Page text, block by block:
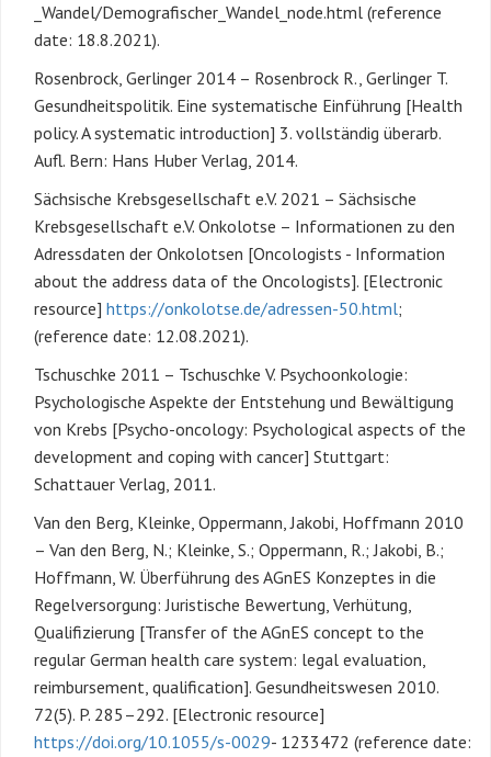
_Wandel/Demografischer_Wandel_node.html (reference
date: 18.8.2021).
Rosenbrock, Gerlinger 2014 – Rosenbrock R., Gerlinger T.
Gesundheitspolitik. Eine systematische Einführung [Health
policy. A systematic introduction] 3. vollständig überarb.
Aufl. Bern: Hans Huber Verlag, 2014.
Sächsische Krebsgesellschaft e.V. 2021 – Sächsische
Krebsgesellschaft e.V. Onkolotse – Informationen zu den
Adressdaten der Onkolotsen [Oncologists - Information
about the address data of the Oncologists]. [Electronic
resource] https://onkolotse.de/adressen-50.html;
(reference date: 12.08.2021).
Tschuschke 2011 – Tschuschke V. Psychoonkologie:
Psychologische Aspekte der Entstehung und Bewältigung
von Krebs [Psycho-oncology: Psychological aspects of the
development and coping with cancer] Stuttgart:
Schattauer Verlag, 2011.
Van den Berg, Kleinke, Oppermann, Jakobi, Hoffmann 2010
– Van den Berg, N.; Kleinke, S.; Oppermann, R.; Jakobi, B.;
Hoffmann, W. Überführung des AGnES Konzeptes in die
Regelversorgung: Juristische Bewertung, Verhütung,
Qualifizierung [Transfer of the AGnES concept to the
regular German health care system: legal evaluation,
reimbursement, qualification]. Gesundheitswesen 2010.
72(5). P. 285–292. [Electronic resource]
https://doi.org/10.1055/s-0029- 1233472 (reference date: